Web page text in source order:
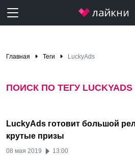
Главная Теги LuckyAds
ПОИСК ПО ТЕГУ LUCKYADS
LuckyAds готовит большой
крутые призы
08 мая 2019 13:00